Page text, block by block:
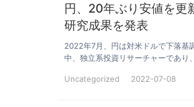
円、20年ぶり安値を更
研究成果を発表
2022年7月、円は対米ドルで下落基
中、独立系投資リサーチャーであり
Uncategorized 2022-07-08